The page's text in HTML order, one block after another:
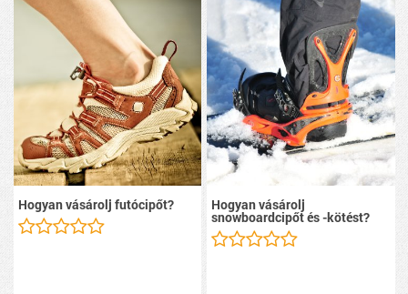
Hogyan vásárolj futócipőt? Hogyan vásárolj
snowboardcipőt és -kötést?